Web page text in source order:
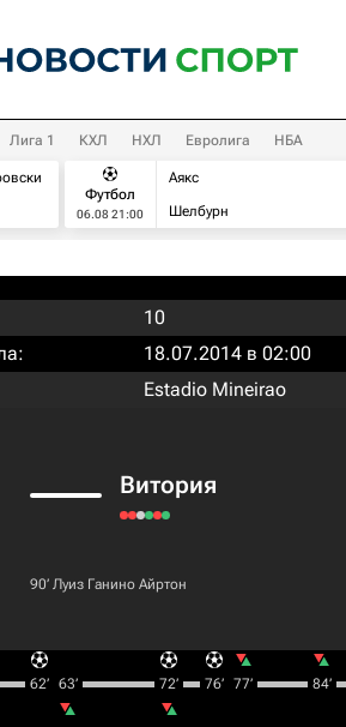
Лига 1 КХЛ НХЛ Евролига НБА
Футбол
06.08 21:00
Аякс
Шелбурн
10
18.07.2014 в 02:00
Estadio Mineirao
Витория
90‎’‎ Луиз Ганино Айртон
62‎’‎ 63‎’‎ 72‎’‎ 76‎’‎ 77‎’‎ 84‎’‎